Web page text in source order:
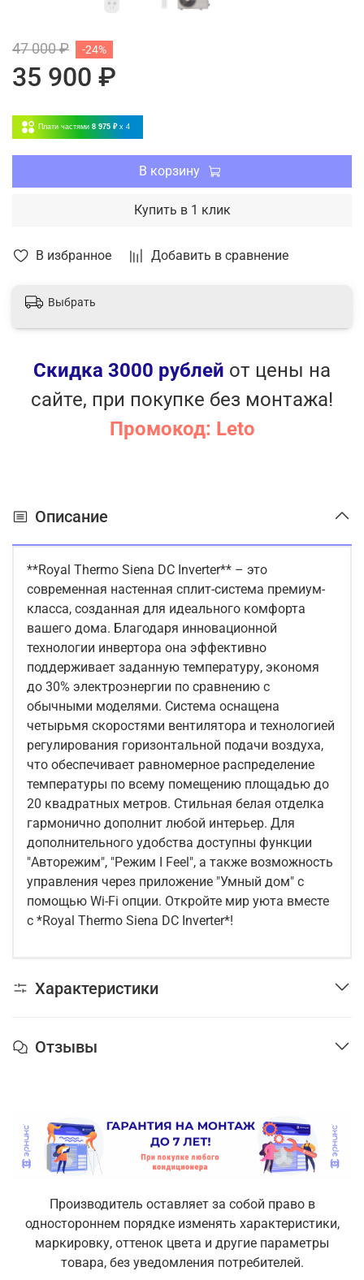
В избранное Добавить в сравнение
47 000 ₽
35 900 ₽
-24%
Плати частями 8 975 ₽ x 4
В корзину
Купить в 1 клик
Выбрать
Скидка 3000 рублей от цены на
сайте, при покупке без монтажа!
Промокод: Leto
Описание
**Royal Thermo Siena DC Inverter** – это
современная настенная сплит-система премиум-
класса, созданная для идеального комфорта
вашего дома. Благодаря инновационной
технологии инвертора она эффективно
поддерживает заданную температуру, экономя
до 30% электроэнергии по сравнению с
обычными моделями. Система оснащена
четырьмя скоростями вентилятора и технологией
регулирования горизонтальной подачи воздуха,
что обеспечивает равномерное распределение
температуры по всему помещению площадью до
20 квадратных метров. Стильная белая отделка
гармонично дополнит любой интерьер. Для
дополнительного удобства доступны функции
"Авторежим", "Режим I Feel", а также возможность
управления через приложение "Умный дом" с
помощью Wi-Fi опции. Откройте мир уюта вместе
с *Royal Thermo Siena DC Inverter*!
Характеристики
Отзывы
Производитель оставляет за собой право в
одностороннем порядке изменять характеристики,
маркировку, оттенок цвета и другие параметры
товара, без уведомления потребителей.